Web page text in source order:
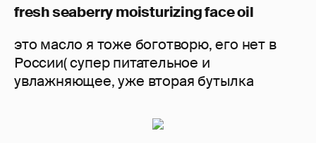
fresh seaberry moisturizing face oil
это масло я тоже боготворю, его нет в
России( супер питательное и
увлажняющее, уже вторая бутылка